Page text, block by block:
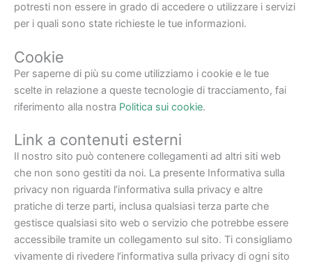
potresti non essere in grado di accedere o utilizzare i servizi
per i quali sono state richieste le tue informazioni.
Cookie
Per saperne di più su come utilizziamo i cookie e le tue
scelte in relazione a queste tecnologie di tracciamento, fai
riferimento alla nostra Politica sui cookie.
Link a contenuti esterni
Il nostro sito può contenere collegamenti ad altri siti web
che non sono gestiti da noi. La presente Informativa sulla
privacy non riguarda l’informativa sulla privacy e altre
pratiche di terze parti, inclusa qualsiasi terza parte che
gestisce qualsiasi sito web o servizio che potrebbe essere
accessibile tramite un collegamento sul sito. Ti consigliamo
vivamente di rivedere l’informativa sulla privacy di ogni sito